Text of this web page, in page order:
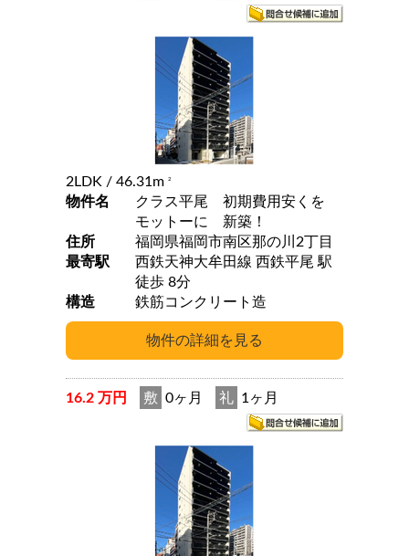
2LDK / 46.31m 2
物件名
クラス平尾 初期費用安くを
モットーに 新築！
住所
福岡県福岡市南区那の川2丁目
最寄駅
西鉄天神大牟田線 西鉄平尾 駅
徒歩 8分
構造
鉄筋コンクリート造
16.2 万円 敷 0ヶ月 礼 1ヶ月